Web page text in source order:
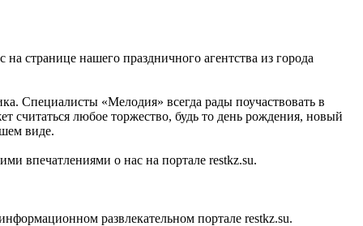
странице нашего праздничного агентства из города
Специалисты «Мелодия» всегда рады поучаствовать в
считаться любое торжество, будь то день рождения, новый
виде.
впечатлениями о нас на портале restkz.su.
развлекательном портале restkz.su.